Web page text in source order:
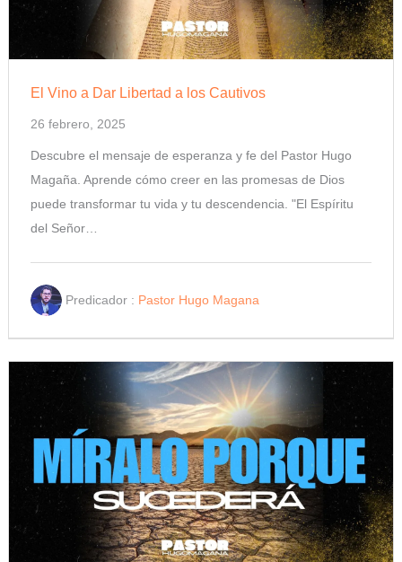
El Vino a Dar Libertad a los Cautivos
26 febrero, 2025
Descubre el mensaje de esperanza y fe del Pastor Hugo
Magaña. Aprende cómo creer en las promesas de Dios
puede transformar tu vida y tu descendencia. "El Espíritu
del Señor…
Predicador : Pastor Hugo Magana